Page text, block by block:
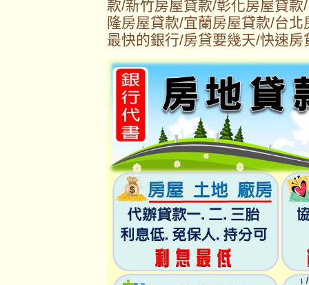
款/新竹房屋貸款/彰化房屋貸
隆房屋貸款/宜蘭房屋貸款/台
最快的銀行/房貸要幾天/快速房